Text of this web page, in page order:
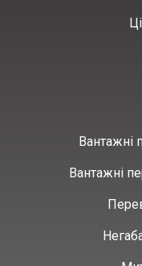
Вантажні
Вантажні